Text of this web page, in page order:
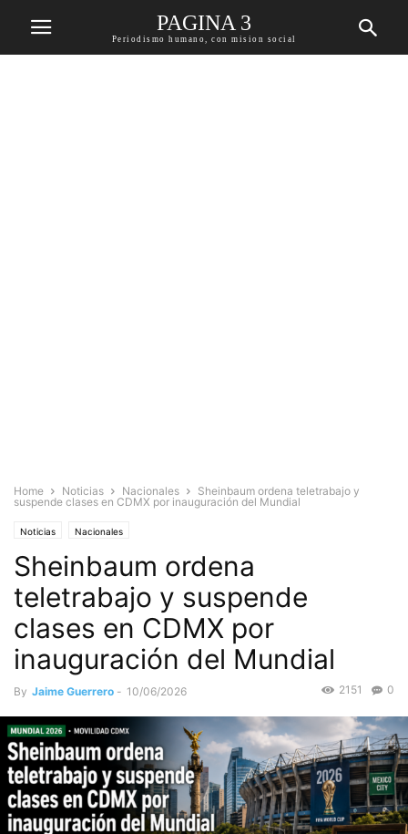
PAGINA 3
Periodismo humano, con mision social
Home Noticias Nacionales
Sheinbaum ordena teletrabajo y
suspende clases en CDMX por inauguración del Mundial
Noticias Nacionales
Sheinbaum ordena
teletrabajo y suspende
clases en CDMX por
inauguración del Mundial
By Jaime Guerrero - 10/06/2026 0
2151